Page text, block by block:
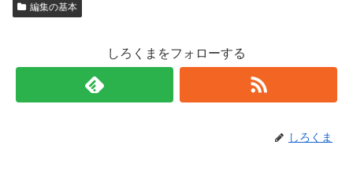
編集の基本
しろくまをフォローする
しろくま